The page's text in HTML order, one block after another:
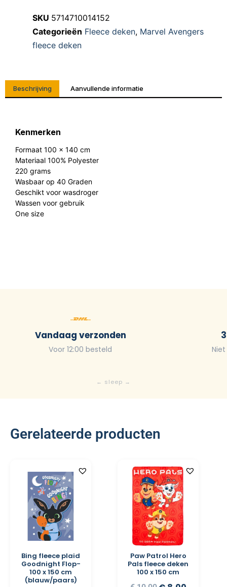
SKU 5714710014152
Categorieën Fleece deken, Marvel Avengers
fleece deken
Beschrijving Aanvullende informatie
Kenmerken
Formaat 100 x 140 cm
Materiaal 100% Polyester
220 grams
Wasbaar op 40 Graden
Geschikt voor wasdroger
Wassen voor gebruik
One size
Vandaag verzonden
Voor 12:00 besteld
Gerelateerde producten
Bing fleece plaid
Goodnight Flop-
100 x 150 cm
(blauw/paars)
Paw Patrol Hero
Pals fleece deken
100 x 150 cm